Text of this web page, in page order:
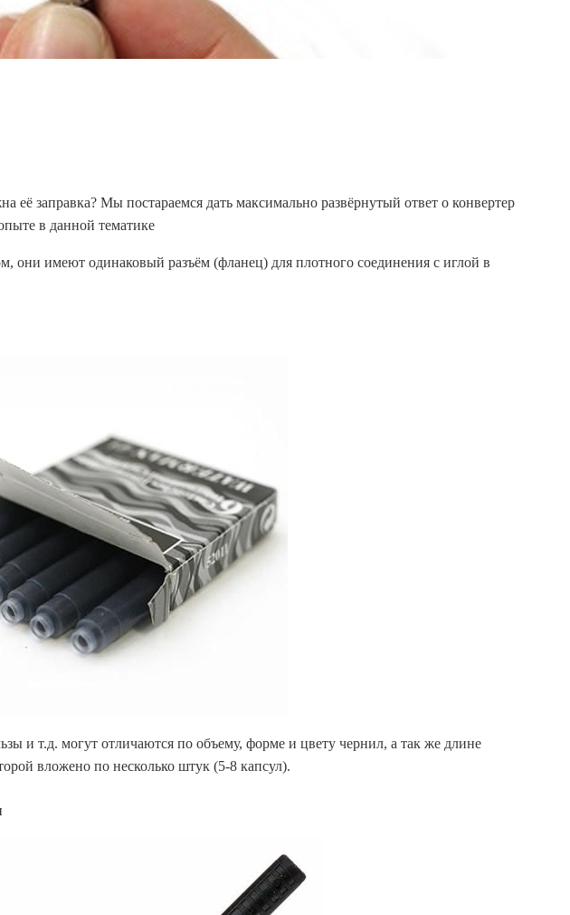
её заправка? Мы постараемся дать максимально развёрнутый ответ о конвертер
в данной тематике
они имеют одинаковый разъём (фланец) для плотного соединения с иглой в
и т.д. могут отличаются по объему, форме и цвету чернил, а так же длине
вложено по несколько штук (5-8 капсул).